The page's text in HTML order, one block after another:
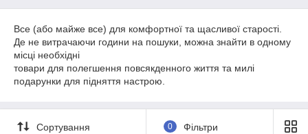
Все (або майже все) для комфортної та щасливої старості.
Де не витрачаючи години на пошуки, можна знайти в одному
місці необхідні
товари для полегшення повсякденного життя та милі
подарунки для підняття настрою.
Сортування 0 Фільтри